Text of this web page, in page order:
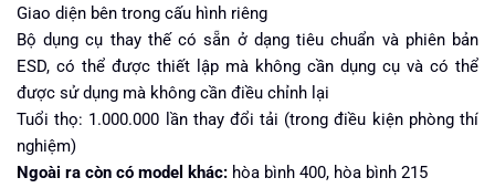
Giao diện bên trong cấu hình riêng
Bộ dụng cụ thay thế có sẵn ở dạng tiêu chuẩn và phiên bản
ESD, có thể được thiết lập mà không cần dụng cụ và có thể
được sử dụng mà không cần điều chỉnh lại
Tuổi thọ: 1.000.000 lần thay đổi tải (trong điều kiện phòng thí
nghiệm)
Ngoài ra còn có model khác: hòa bình 400, hòa bình 215